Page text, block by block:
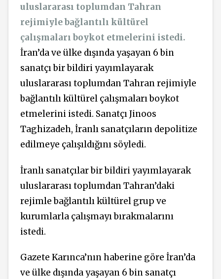
uluslararası toplumdan Tahran
rejimiyle bağlantılı kültürel
çalışmaları boykot etmelerini istedi.
İran’da ve ülke dışında yaşayan 6 bin
sanatçı bir bildiri yayımlayarak
uluslararası toplumdan Tahran rejimiyle
bağlantılı kültürel çalışmaları boykot
etmelerini istedi. Sanatçı Jinoos
Taghizadeh, İranlı sanatçıların depolitize
edilmeye çalışıldığını söyledi.
İranlı sanatçılar bir bildiri yayımlayarak
uluslararası toplumdan Tahran’daki
rejimle bağlantılı kültürel grup ve
kurumlarla çalışmayı bırakmalarını
istedi.
Gazete Karınca’nın haberine göre İran’da
ve ülke dışında yaşayan 6 bin sanatçı